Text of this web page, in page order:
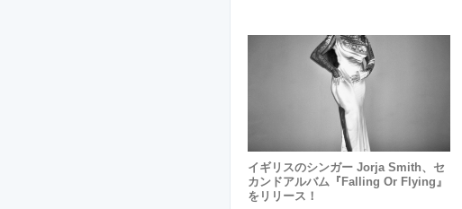
イギリスのシンガー Jorja Smith、セ
カンドアルバム『Falling Or Flying』
をリリース！